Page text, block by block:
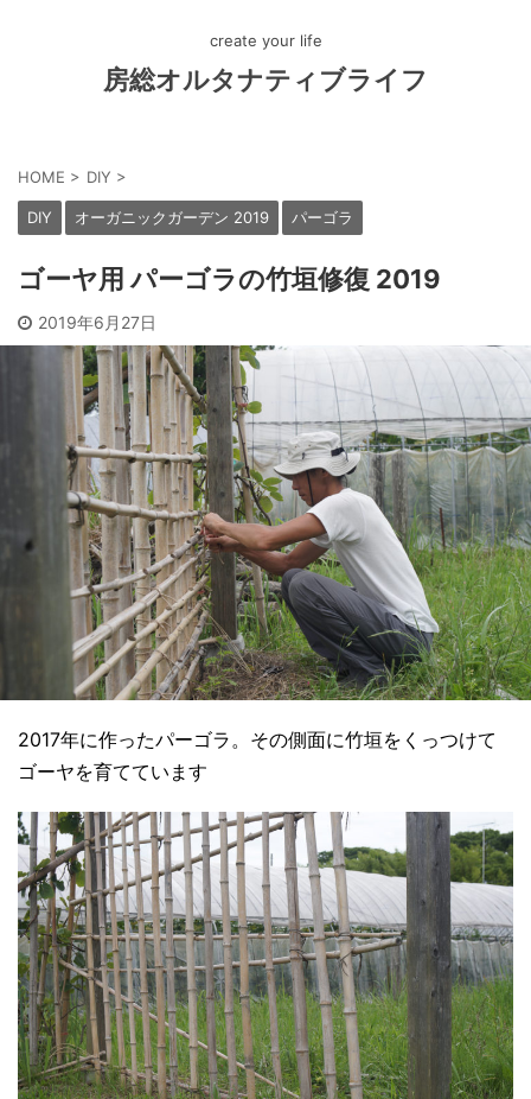
create your life
房総オルタナティブライフ
HOME > DIY >
DIY オーガニックガーデン 2019 パーゴラ
ゴーヤ用 パーゴラの竹垣修復 2019
2019年6月27日
2017年に作ったパーゴラ。その側面に竹垣をくっつけて
ゴーヤを育てています